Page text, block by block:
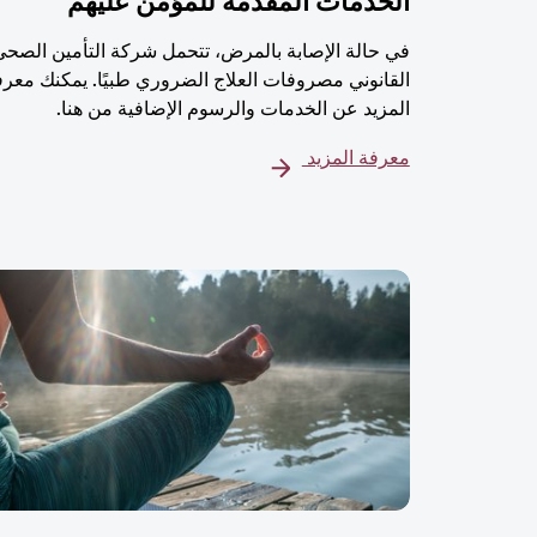
في حالة الإصابة بالمرض، تتحمل شركة التأمين
القانوني مصروفات العلاج الضروري طبيًا. يمكنك
المزيد عن الخدمات والرسوم الإضافية من هنا.
معرفة المزيد